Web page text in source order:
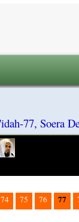
77, Soera
74 75 76 77